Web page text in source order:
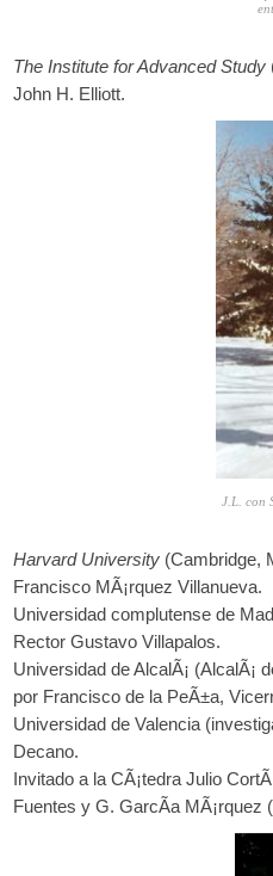
The Institute for Advanced Study
John H. Elliott.
J.L. con
Harvard University (Cambridge,
Francisco MÃ¡rquez Villanueva.
Universidad complutense de
Rector Gustavo Villapalos.
Universidad de AlcalÃ¡ (AlcalÃ¡
por Francisco de la PeÃ±a,
Universidad de Valencia
Decano.
Invitado a la CÃ¡tedra Julio
Fuentes y G. GarcÃ­a MÃ¡rquez